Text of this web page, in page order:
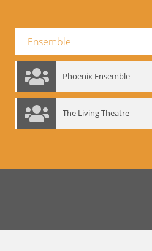
Ensemble
Phoenix Ensemble
The Living Theatre